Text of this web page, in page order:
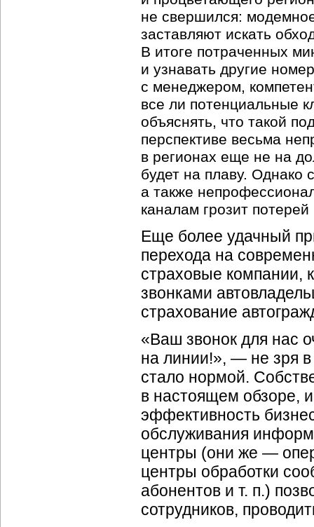
не свершился:
заставляют искать
В итоге потраченных
и узнавать другие
с менеджером,
все ли потенциальные
объяснять, что такой
перспективе весьма
в регионах еще не на
будет на плаву. Однако
а также
каналам грозит
Еще более удачный
перехода на
страховые компании,
звонками
страхование
«Ваш звонок для нас
на линии!», — не зря
стало нормой.
в настоящем обзоре,
эффективность
обслуживания
центры (они же —
центры обработки
абонентов и т. п.)
сотрудников,